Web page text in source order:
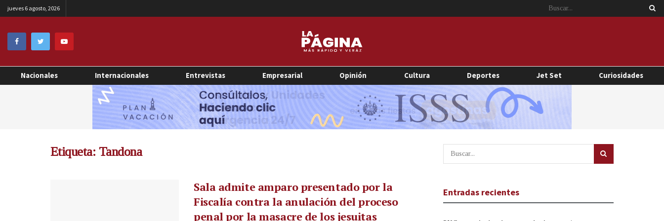
jueves 6 agosto, 2026
Nacionales Internacionales Entrevistas Empresarial Opinión Cultura Deportes Jet Set Curiosidades
Etiqueta: Tandona
Sala admite amparo presentado por la
Fiscalía contra la anulación del proceso
penal por la masacre de los jesuitas
Entradas recientes